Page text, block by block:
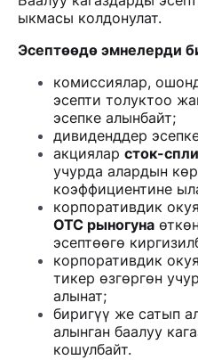
ыкмасы колдонулат.
Эсептөөдө эмнелерди
комиссиялар,
эсепти толуктоо
эсепке алынбайт;
дивиденддер
акциялар сток-
учурда алардын
коэффициентине
корпоративдик
OTC рыногуна
эсептөөгө
корпоративдик
тикер өзгөргөн
алынат;
биригүү же сатып
алынган баалуу
кошулбайт.